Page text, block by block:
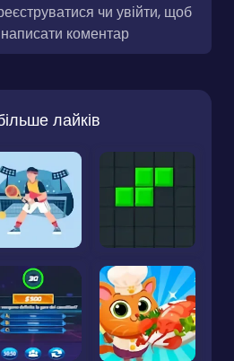
чи увійти, щоб
написати коментар
лайків